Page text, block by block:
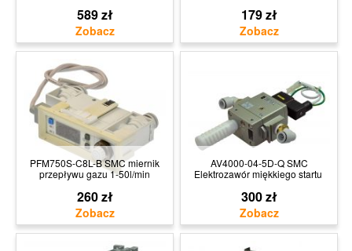
589 zł 179 zł
PFM750S-C8L-B SMC miernik
przepływu gazu 1-50l/min
260 zł
AV4000-04-5D-Q SMC
Elektrozawór miękkiego startu
300 zł